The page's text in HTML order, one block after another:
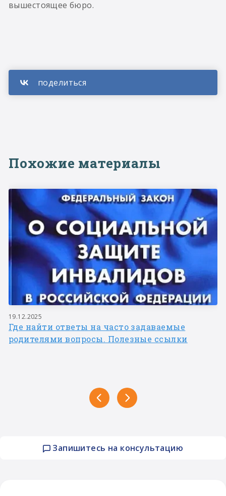
Запишитесь на консультацию
вышестоящее бюро.
Похожие материалы
19.12.2025
Где найти ответы на часто задаваемые
родителями вопросы. Полезные ссылки